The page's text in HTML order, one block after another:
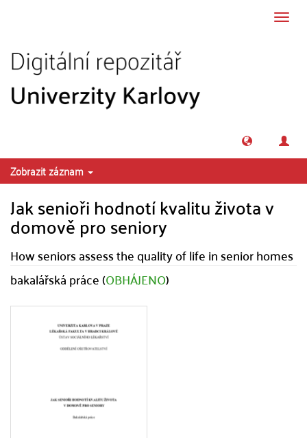
Zobrazit záznam
Jak senioři hodnotí kvalitu života v
domově pro seniory
How seniors assess the quality of life in senior homes
bakalářská práce (OBHÁJENO)